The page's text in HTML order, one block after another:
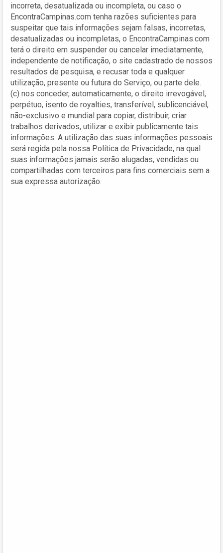
incorreta, desatualizada ou incompleta, ou caso o
EncontraCampinas.com tenha razões suficientes para
suspeitar que tais informações sejam falsas, incorretas,
desatualizadas ou incompletas, o EncontraCampinas.com
terá o direito em suspender ou cancelar imediatamente,
independente de notificação, o site cadastrado de nossos
resultados de pesquisa, e recusar toda e qualquer
utilização, presente ou futura do Serviço, ou parte dele.
(c) nos conceder, automaticamente, o direito irrevogável,
perpétuo, isento de royalties, transferível, sublicenciável,
não-exclusivo e mundial para copiar, distribuir, criar
trabalhos derivados, utilizar e exibir publicamente tais
informações. A utilização das suas informações pessoais
será regida pela nossa Política de Privacidade, na qual
suas informações jamais serão alugadas, vendidas ou
compartilhadas com terceiros para fins comerciais sem a
sua expressa autorização.